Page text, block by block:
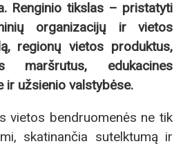
Renginio tikslas – pristatyti
organizacijų ir vietos
regionų vietos produktus,
maršrutus, edukacines
ir užsienio valstybėse.
vietos bendruomenės ne tik
skatinančia sutelktumą ir